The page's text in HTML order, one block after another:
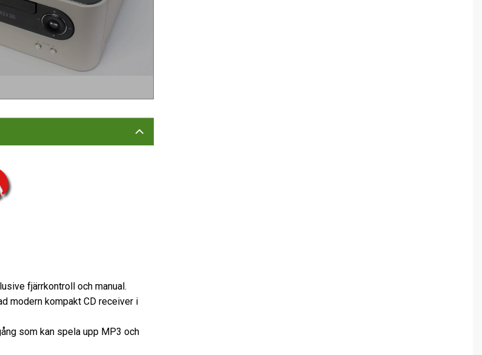
fjärrkontroll och manual.
modern kompakt CD receiver i
som kan spela upp MP3 och